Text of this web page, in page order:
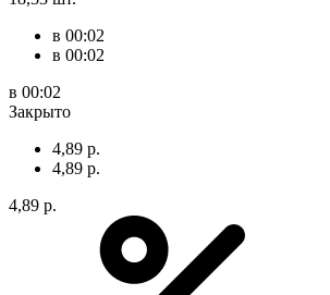
в 00:02
в 00:02
в 00:02
Закрыто
4,89 р.
4,89 р.
4,89 р.